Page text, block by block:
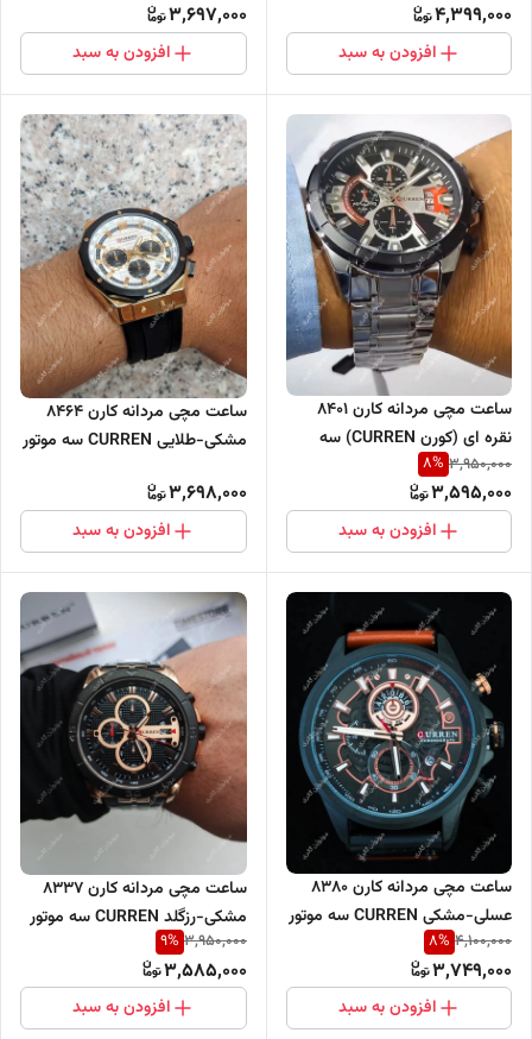
4,399,000
افزودن به سبد
3,697,000
افزودن به سبد
ساعت مچی مردانه کارن 8401
نقره ای (کورن CURREN) سه
موتور فعال
3,950,000
8%
3,595,000
افزودن به سبد
ساعت مچی مردانه کارن 8464
مشکی-طلایی CURREN سه موتور
3,698,000
افزودن به سبد
ساعت مچی مردانه کارن 8380
عسلی-مشکی CURREN سه موتور
فعال
4,100,000
8%
3,749,000
افزودن به سبد
ساعت مچی مردانه کارن 8337
مشکی-رزگلد CURREN سه موتور
فعال
3,950,000
9%
3,585,000
افزودن به سبد